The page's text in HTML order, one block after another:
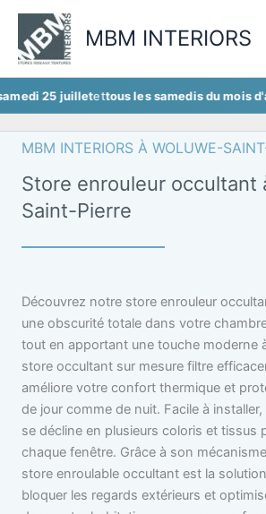
Aller
contenu
MBM INTERIORS
juillet ettous les samedis du mois d'août
MBM INTERIORS À WOLUWE-
Store enrouleur occultant
Saint-Pierre
Découvrez notre store enrouleur
une obscurité totale dans votre
tout en apportant une touche moderne
store occultant sur mesure filtre
améliore votre confort thermique et
de jour comme de nuit. Facile à
se décline en plusieurs coloris et tissus
chaque fenêtre. Grâce à son
store enroulable occultant est la
bloquer les regards extérieurs et